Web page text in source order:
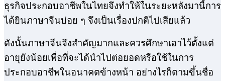
ธุรกิจประกอบอาชีพในไทยจึงทำให้ในระยะหลังมานี้การ
ได้ยินภาษาจีนบ่อย ๆ จึงเป็นเรื่องปกติไปเสียแล้ว
ดังนั้นภาษาจีนจึงสำคัญมากและควรศึกษาเอาไว้ตั้งแต่
อายุยังน้อยเพื่อที่จะได้นำไปต่อยอดหรือใช้ในการ
ประกอบอาชีพในอนาคตข้างหน้า อย่างไรก็ตามขึ้นชื่อ